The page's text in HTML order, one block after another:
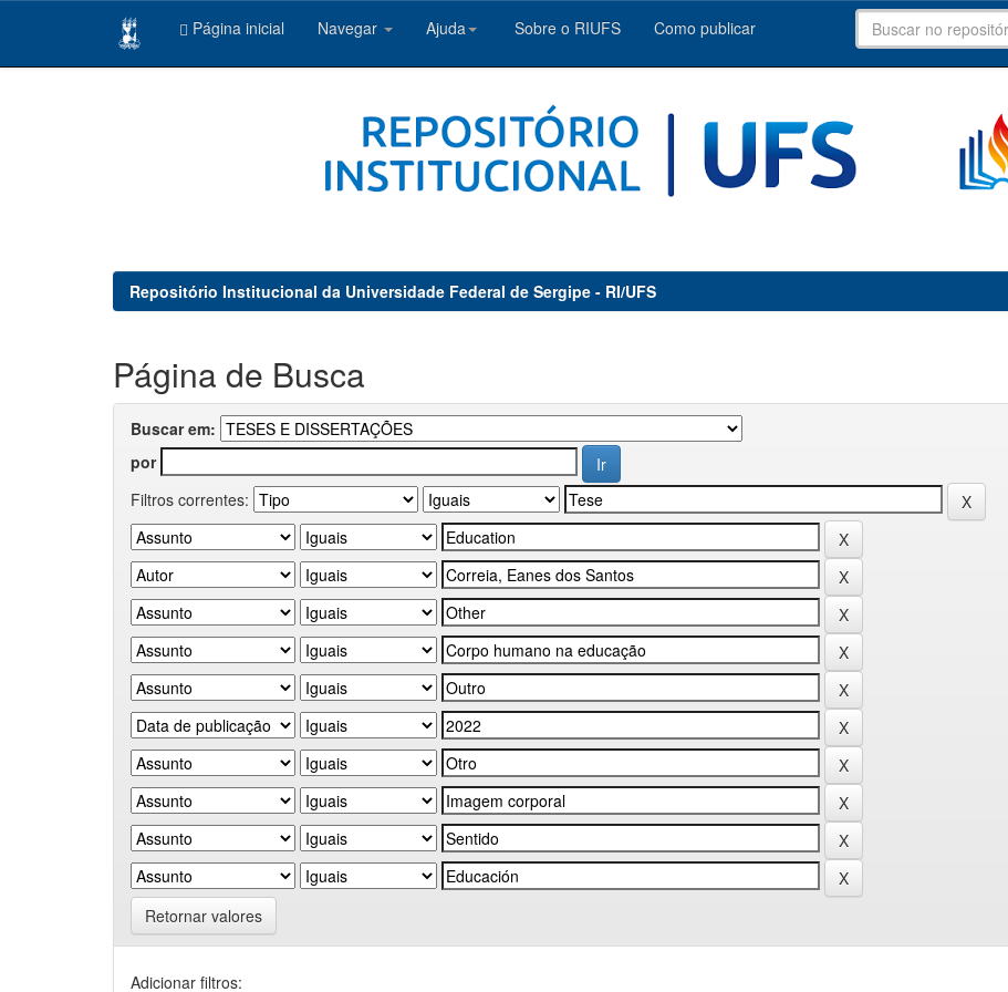
Página inicial Navegar Ajuda Sobre o RIUFS Como publicar
Repositório Institucional da Universidade Federal de Sergipe - RI/UFS
Página de Busca
Buscar em:
por
Filtros correntes:
Retornar valores
Adicionar filtros: